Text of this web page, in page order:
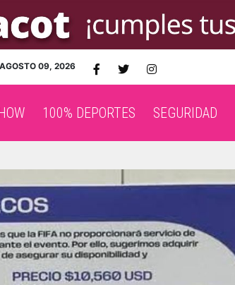
AGOSTO 09, 2026
100% DEPORTES SEGURIDAD